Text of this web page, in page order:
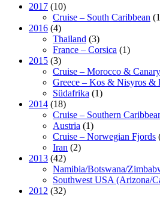
2017 (10)
Cruise – South Caribbean
2016 (4)
Thailand (3)
France – Corsica (1)
2015 (3)
Cruise – Morocco &
Greece – Kos & Nisyros &
Südafrika (1)
2014 (18)
Cruise – Southern
Austria (1)
Cruise – Norwegian Fjords
Iran (2)
2013 (42)
Namibia/Botswana/
Southwest USA (Arizona/
2012 (32)